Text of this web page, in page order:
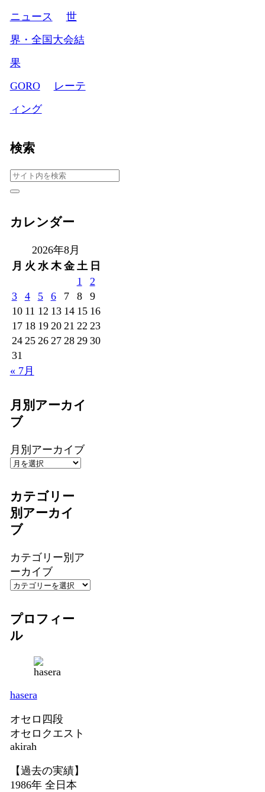
ニュース
世
界・全国大会結
果
GORO
レーテ
ィング
検索
カレンダー
2026年8月
月 火 水 木 金 土 日
1
2
3
4 5 6 7 8
9
10 11 12 13 14 15 16
17 18 19 20 21 22 23
24 25 26 27 28 29 30
31
« 7月
月別アーカイ
ブ
月別アーカイブ
カテゴリー
別アーカイ
ブ
カテゴリー別ア
ーカイブ
プロフィー
ル
hasera
オセロ四段
オセロクエスト
akirah
【過去の実績】
1986年 全日本